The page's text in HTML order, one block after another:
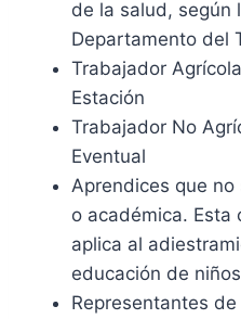
de la salud, según
Departamento del
Trabajador
Estación
Trabajador No
Eventual
Aprendices que
o académica. Esta
aplica al
educación de
Representantes